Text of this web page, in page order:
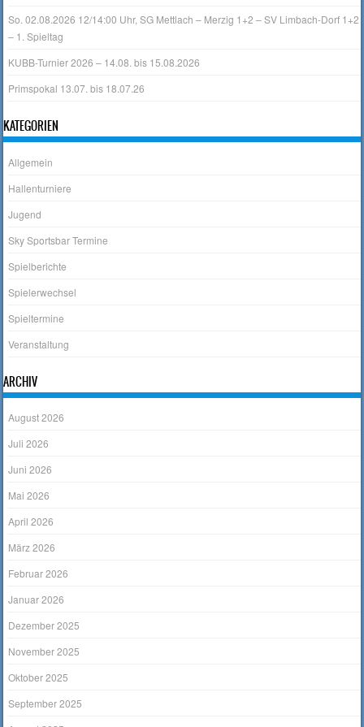
So. 02.08.2026 12/14:00 Uhr, SG Mettlach – Merzig 1+2 – SV Limbach-Dorf 1+2
– 1. Spieltag
KUBB-Turnier 2026 – 14.08. bis 15.08.2026
Primspokal 13.07. bis 18.07.26
KATEGORIEN
Allgemein
Hallenturniere
Jugend
Sky Sportsbar Termine
Spielberichte
Spielerwechsel
Spieltermine
Veranstaltung
ARCHIV
August 2026
Juli 2026
Juni 2026
Mai 2026
April 2026
März 2026
Februar 2026
Januar 2026
Dezember 2025
November 2025
Oktober 2025
September 2025